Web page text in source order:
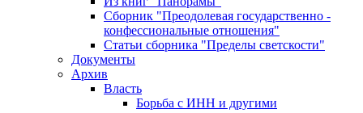
Сборник "Преодолевая государственно -
конфессиональные отношения"
Статьи сборника "Пределы светскости"
Документы
Архив
Власть
Борьба с ИНН и другими